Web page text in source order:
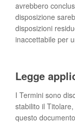
avrebbero
disposizione
disposizioni
inaccettabile per
Legge
I Termini sono
stabilito il
questo